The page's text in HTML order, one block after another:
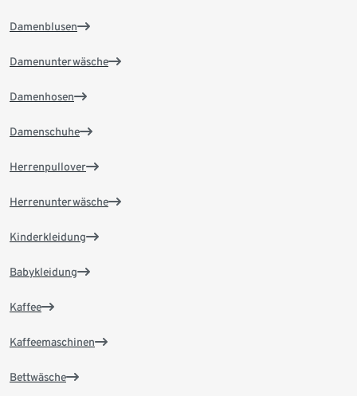
Damenblusen
Damenunterwäsche
Damenhosen
Damenschuhe
Herrenpullover
Herrenunterwäsche
Kinderkleidung
Babykleidung
Kaffee
Kaffeemaschinen
Bettwäsche